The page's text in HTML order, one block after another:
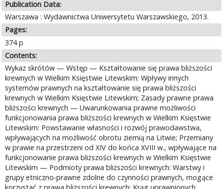
Publication Data:
Warszawa : Wydawnictwa Uniwersytetu Warszawskiego, 2013.
Pages:
374 p
Contents:
Wykaz skrótów — Wstęp — Kształtowanie się prawa bliższości
krewnych w Wielkim Księstwie Litewskim: Wpływy innych
systemów prawnych na kształtowanie się prawa bliższości
krewnych w Wielkim Księstwie Litewskim; Zasady prawne prawa
bliższości krewnych — Uwarunkowania prawne możliwości
funkcjonowania prawa bliższości krewnych w Wielkim Księstwie
Litewskim: Powstawanie własności i rozwój prawodawstwa,
wpływających na możliwość obrotu ziemią na Litwie; Przemiany
w prawie na przestrzeni od XIV do końca XVIII w., wpływające na
funkcjonowanie prawa bliższości krewnych w Wielkim Księstwie
Litewskim — Podmioty prawa bliższości krewnych: Warstwy i
grupy etniczno-prawne zdolne do czynności prawnych, mogące